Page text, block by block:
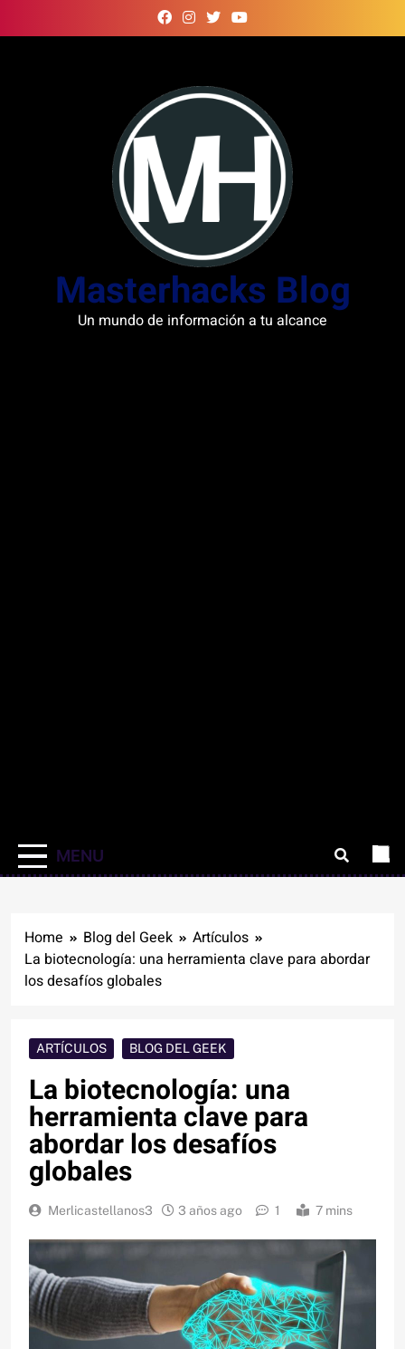
to
Masterhacks Blog
Un mundo de información a tu alcance
MENU
Home Blog del Geek
Artículos
La biotecnología: una herramienta clave para abordar
los desafíos globales
ARTÍCULOS BLOG DEL GEEK
La biotecnología: una
herramienta clave para
abordar los desafíos
globales
Merlicastellanos3 3 años ago 1 7 mins